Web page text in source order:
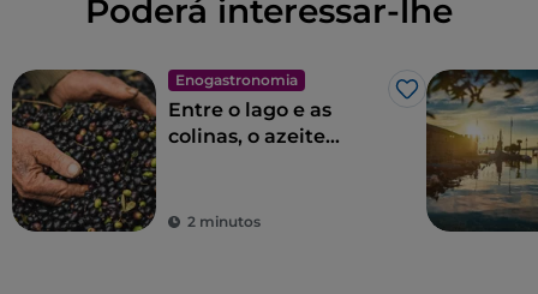
Poderá interessar-lhe
Enogastronomia
Gosto
Entre o lago e as
colinas, o azeite
2 minutos